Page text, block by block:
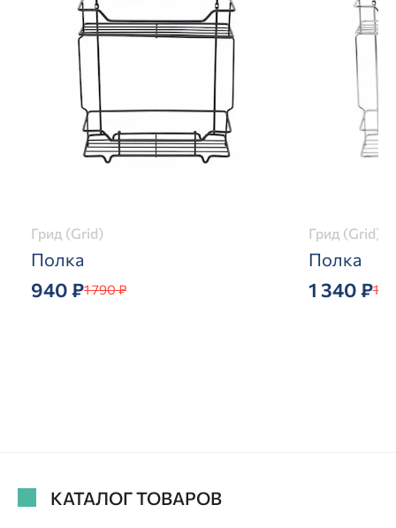
Грид (Grid)
Полка
940 ₽1 790 ₽
Грид (Grid)
Полка
1 340 ₽1
КАТАЛОГ ТОВАРОВ